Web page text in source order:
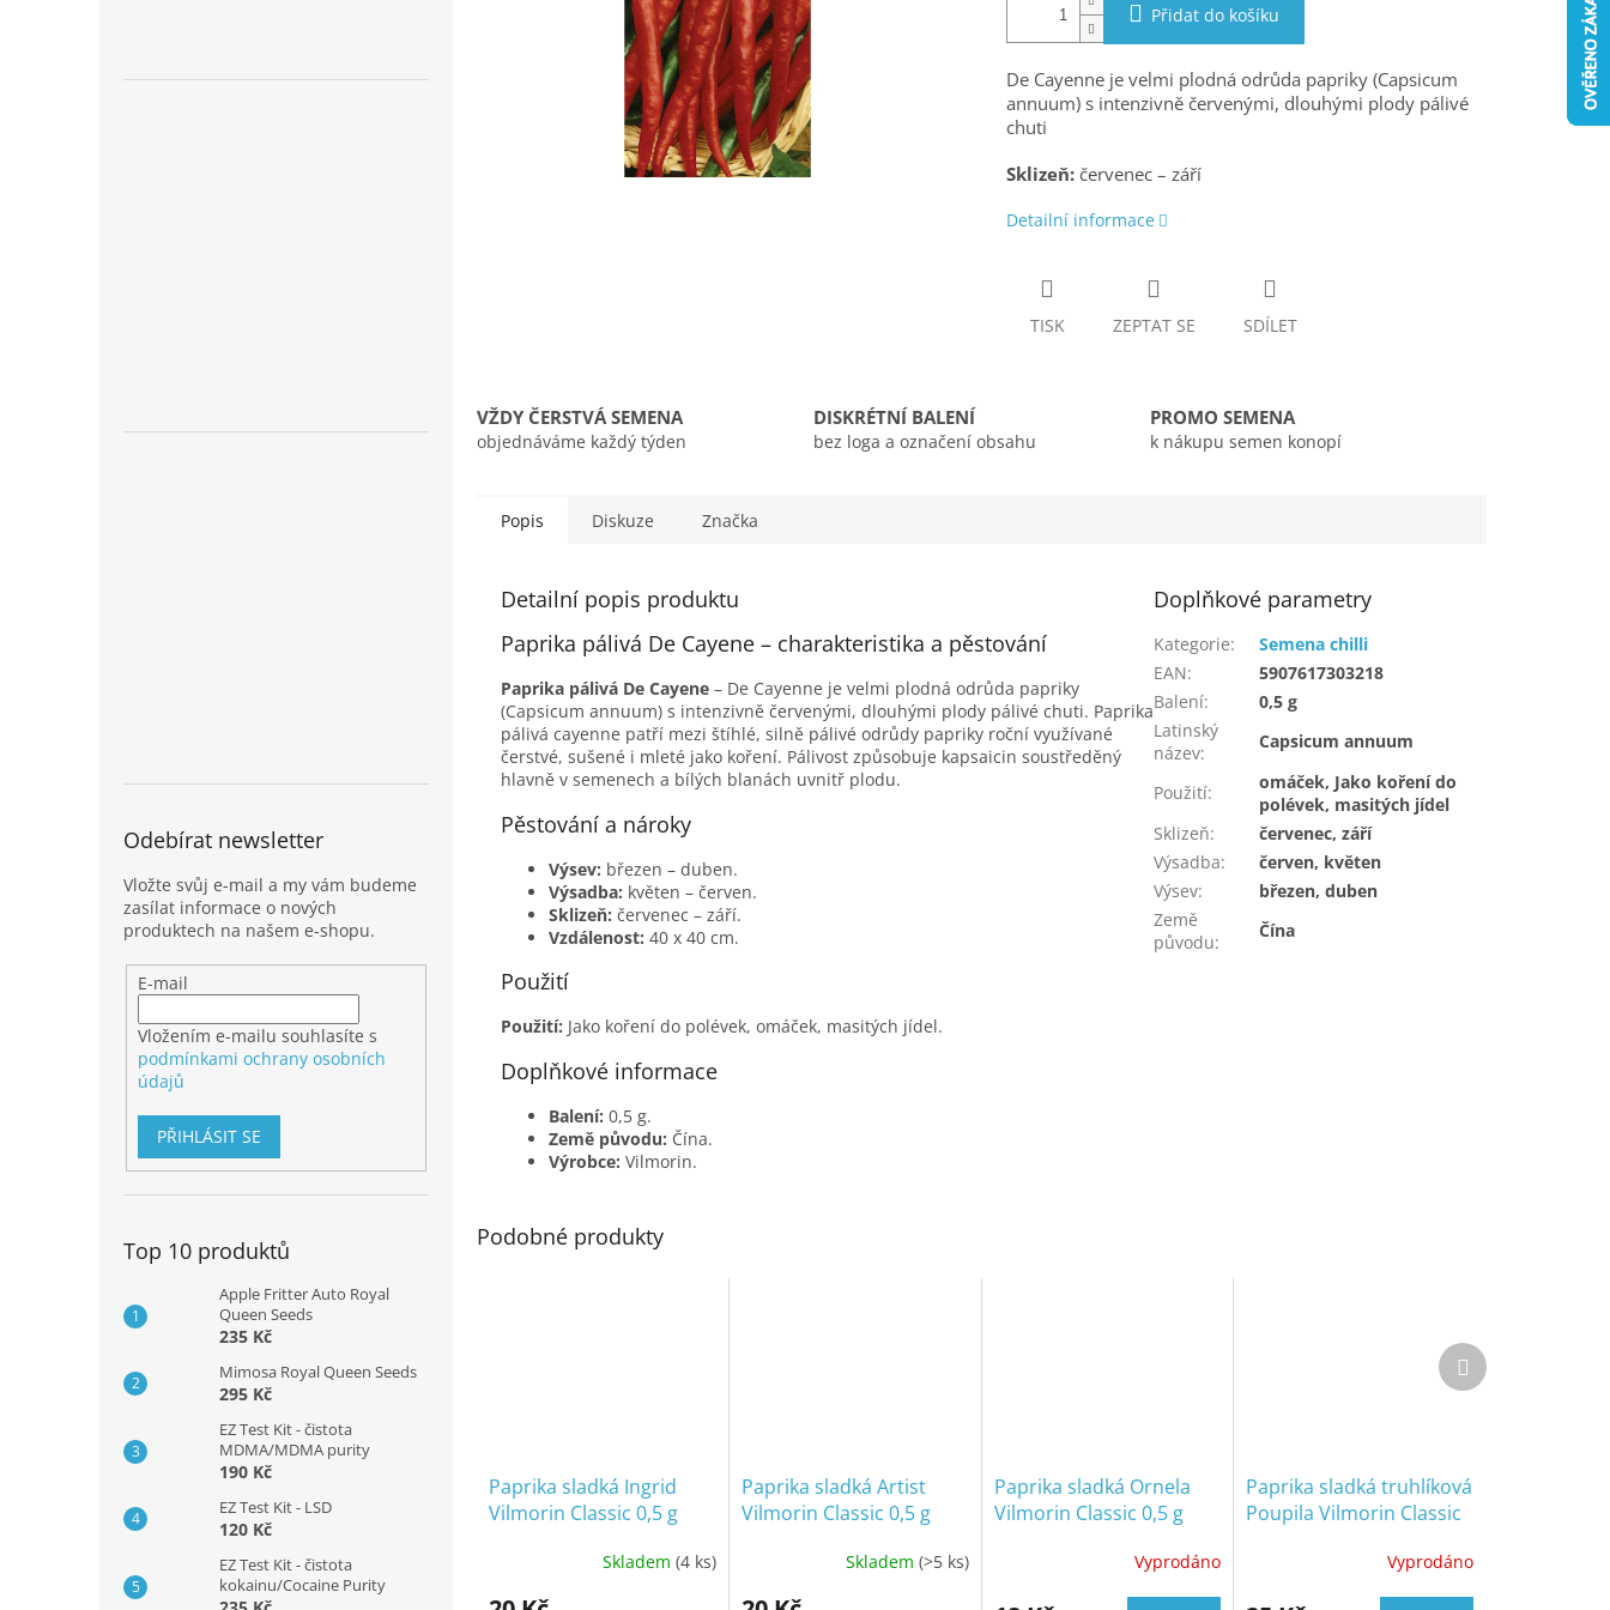
Odebírat newsletter
Vložte svůj e-mail a my vám budeme
zasílat informace o nových
produktech na našem e-shopu.
E-mail
Vložením e-mailu souhlasíte s
podmínkami ochrany osobních
údajů
PŘIHLÁSIT SE
Top 10 produktů
Apple Fritter Auto Royal
Queen Seeds
235 Kč
Mimosa Royal Queen Seeds
295 Kč
EZ Test Kit - čistota
MDMA/MDMA purity
190 Kč
EZ Test Kit - LSD
120 Kč
EZ Test Kit - čistota
kokainu/Cocaine Purity
Přidat do košíku
De Cayenne je velmi plodná odrůda papriky (Capsicum
annuum) s intenzivně červenými, dlouhými plody pálivé
chuti
Sklizeň:červenec – září
Detailní informace
TISK ZEPTAT SE SDÍLET
VŽDY ČERSTVÁ SEMENA
objednáváme každý týden
DISKRÉTNÍ BALENÍ
bez loga a označení obsahu
PROMO SEMENA
k nákupu semen konopí
Popis Diskuze Značka
Detailní popis produktu
Paprika pálivá De Cayene – charakteristika a pěstování
Paprika pálivá De Cayene – De Cayenne je velmi plodná odrůda papriky
(Capsicum annuum) s intenzivně červenými, dlouhými plody pálivé chuti. Paprika
pálivá cayenne patří mezi štíhlé, silně pálivé odrůdy papriky roční využívané
čerstvé, sušené i mleté jako koření. Pálivost způsobuje kapsaicin soustředěný
hlavně v semenech a bílých blanách uvnitř plodu.
Pěstování a nároky
Výsev: březen – duben.
Výsadba: květen – červen.
Sklizeň: červenec – září.
Vzdálenost: 40 x 40 cm.
Použití
Použití: Jako koření do polévek, omáček, masitých jídel.
Doplňkové informace
Balení: 0,5 g.
Země původu: Čína.
Výrobce: Vilmorin.
Doplňkové parametry
Kategorie:
Semena chilli
EAN:
5907617303218
Balení:
0,5 g
Latinský
název:
Capsicum annuum
Použití:
omáček, Jako koření do
polévek, masitých jídel
Sklizeň:
červenec, září
Výsadba:
červen, květen
Výsev:
březen, duben
Země
původu:
Čína
Podobné produkty
Paprika sladká Ingrid
Vilmorin Classic 0,5 g
Skladem (4 ks)
Paprika sladká Artist
Vilmorin Classic 0,5 g
Skladem (>5 ks)
Paprika sladká Ornela
Vilmorin Classic 0,5 g
Vyprodáno
Paprika sladká truhlíková
Poupila Vilmorin Classic
Vyprodáno
Další
produkt